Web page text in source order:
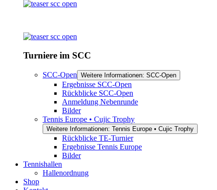
Turniere im SCC
SCC-Open Weitere Informationen: SCC-Open
Ergebnisse SCC-Open
Rückblicke SCC-Open
Anmeldung Nebenrunde
Bilder
Tennis Europe • Cujic Trophy
Weitere Informationen: Tennis Europe • Cujic Trophy
Rückblicke TE-Turnier
Ergebnisse Tennis Europe
Bilder
Tennishallen
Hallenordnung
Shop